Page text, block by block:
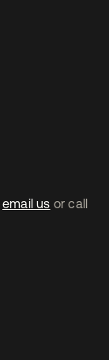
email us or call